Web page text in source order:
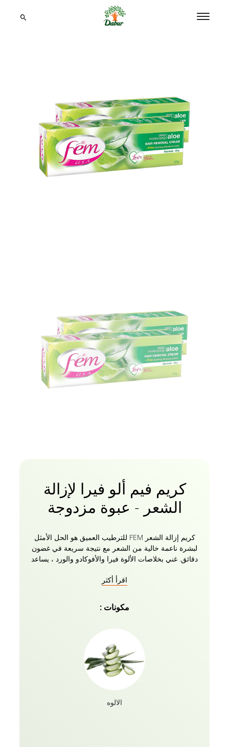
كريم فيم ألو فيرا لإزالة
الشعر - عبوة مزدوجة
كريم إزالة الشعر FEM للترطيب العميق هو الحل الأمثل
لبشرة ناعمة خالية من الشعر مع نتيجة سريعة في غضون
دقائق. غني بخلاصات الألوة فيرا والأفوكادو والورد ، يساعد
يحتوي الصبار على خاصية تبريد تساعد على إزالة شعرك
من التلف. مستخلصات الورد ترطب البشرة وتساعد على
اقرأ أكثر
مكونات :
الالوه